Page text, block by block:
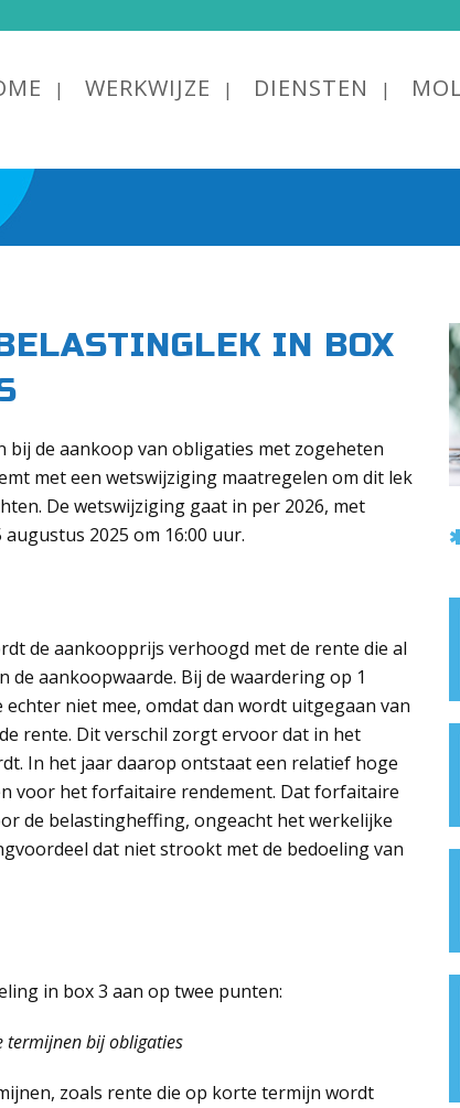
WERKWIJZE DIENSTEN MOL
IN BOX
bij de aankoop van obligaties met zogeheten
met een wetswijziging maatregelen om dit lek
De wetswijziging gaat in per 2026, met
2025 om 16:00 uur.
de aankoopprijs verhoogd met de rente die al
de aankoopwaarde. Bij de waardering op 1
niet mee, omdat dan wordt uitgegaan van
rente. Dit verschil zorgt ervoor dat in het
In het jaar daarop ontstaat een relatief hoge
voor het forfaitaire rendement. Dat forfaitaire
de belastingheffing, ongeacht het werkelijke
dat niet strookt met de bedoeling van
in box 3 aan op twee punten:
termijnen bij obligaties
zoals rente die op korte termijn wordt